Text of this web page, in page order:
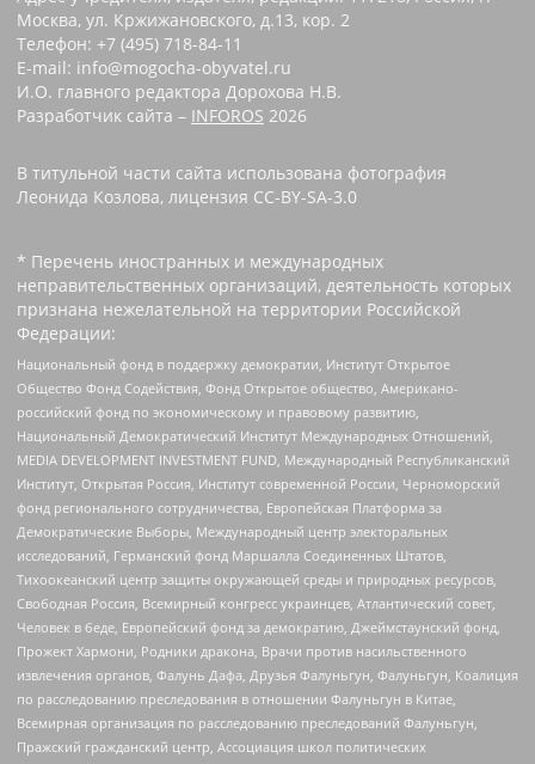
Москва, ул. Кржижановского, д.13, кор. 2
Телефон: +7 (495) 718-84-11
E-mail: info@mogocha-obyvatel.ru
И.О. главного редактора Дорохова Н.В.
Разработчик сайта – INFOROS 2026
В титульной части сайта использована фотография
Леонида Козлова, лицензия CC-BY-SA-3.0
* Перечень иностранных и международных
неправительственных организаций, деятельность которых
признана нежелательной на территории Российской
Федерации:
Национальный фонд в поддержку демократии, Институт Открытое
Общество Фонд Содействия, Фонд Открытое общество, Американо-
российский фонд по экономическому и правовому развитию,
Национальный Демократический Институт Международных Отношений,
MEDIA DEVELOPMENT INVESTMENT FUND, Международный Республиканский
Институт, Открытая Россия, Институт современной России, Черноморский
фонд регионального сотрудничества, Европейская Платформа за
Демократические Выборы, Международный центр электоральных
исследований, Германский фонд Маршалла Соединенных Штатов,
Тихоокеанский центр защиты окружающей среды и природных ресурсов,
Свободная Россия, Всемирный конгресс украинцев, Атлантический совет,
Человек в беде, Европейский фонд за демократию, Джеймстаунский фонд,
Прожект Хармони, Родники дракона, Врачи против насильственного
извлечения органов, Фалунь Дафа, Друзья Фалуньгун, Фалуньгун, Коалиция
по расследованию преследования в отношении Фалуньгун в Китае,
Всемирная организация по расследованию преследований Фалуньгун,
Пражский гражданский центр, Ассоциация школ политических